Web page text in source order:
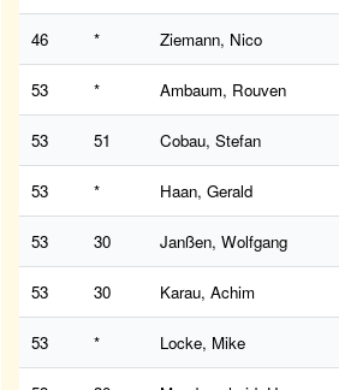
46 * Ziemann, Nico
53 * Ambaum, Rouven
53 51 Cobau, Stefan
53 * Haan, Gerald
53 30 Janßen, Wolfgang
53 30 Karau, Achim
53 * Locke, Mike